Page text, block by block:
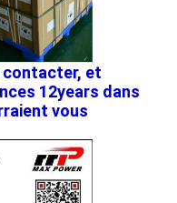
contacter, et
12years dans
vous